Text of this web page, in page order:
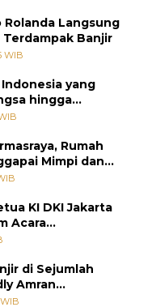
Rolanda Langsung
Banjir
WIB
yang
hingga
Jepang
Rumah
Mimpi dan
KI DKI Jakarta
Acara
Informasi Publik
di Sejumlah
Amran